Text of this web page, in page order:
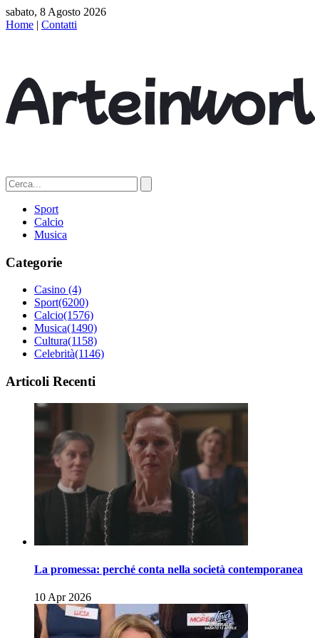
sabato, 8 Agosto 2026
Home | Contatti
Sport
Calcio
Musica
Categorie
Casino (4)
Sport(6200)
Calcio(1576)
Musica(1490)
Cultura(1158)
Celebrità(1146)
Articoli Recenti
La promessa: perché conta nella società contemporanea
10 Apr 2026